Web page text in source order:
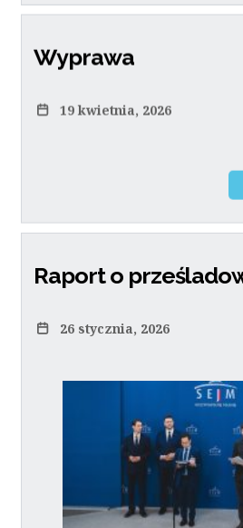
Wyprawa
19 kwietnia, 2026
Raport o
26 stycznia, 2026